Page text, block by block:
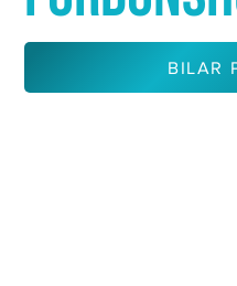
BILAR